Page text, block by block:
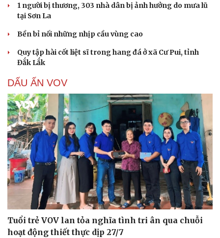
1 người bị thương, 303 nhà dân bị ảnh hưởng do mưa lũ
tại Sơn La
Bền bỉ nối những nhịp cầu vùng cao
Quy tập hài cốt liệt sĩ trong hang đá ở xã Cư Pui, tỉnh
Đắk Lắk
DẤU ẤN VOV
Tuổi trẻ VOV lan tỏa nghĩa tình tri ân qua chuỗi
hoạt động thiết thực dịp 27/7